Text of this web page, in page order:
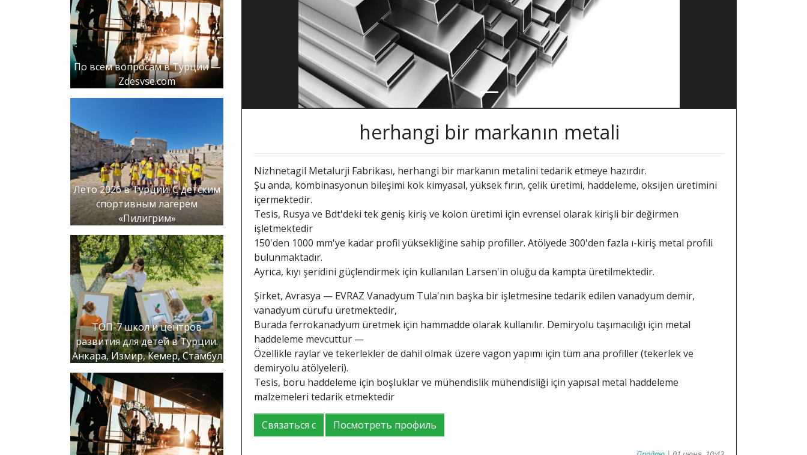
По всем вопросам в Турции —
Zdesvse.com
Лето 2026 в Турции! С детским
спортивным лагерем
«Пилигрим»
ТОП-7 школ и центров
развития для детей в Турции.
Анкара, Измир, Кемер, Стамбул
herhangi bir markanın metali
Nizhnetagil Metalurji Fabrikası, herhangi bir markanın metalini tedarik etmeye hazırdır.
Şu anda, kombinasyonun bileşimi kok kimyasal, yüksek fırın, çelik üretimi, haddeleme, oksijen üretimini
içermektedir.
Tesis, Rusya ve Bdt'deki tek geniş kiriş ve kolon üretimi için evrensel olarak kirişli bir değirmen
işletmektedir
150'den 1000 mm'ye kadar profil yüksekliğine sahip profiller. Atölyede 300'den fazla ı-kiriş metal profili
bulunmaktadır.
Ayrıca, kıyı şeridini güçlendirmek için kullanılan Larsen'in oluğu da kampta üretilmektedir.
Şirket, Avrasya — EVRAZ Vanadyum Tula'nın başka bir işletmesine tedarik edilen vanadyum demir,
vanadyum cürufu üretmektedir,
Burada ferrokanadyum üretmek için hammadde olarak kullanılır. Demiryolu taşımacılığı için metal
haddeleme mevcuttur —
Özellikle raylar ve tekerlekler de dahil olmak üzere vagon yapımı için tüm ana profiller (tekerlek ve
demiryolu atölyeleri).
Tesis, boru haddeleme için boşluklar ve mühendislik mühendisliği için yapısal metal haddeleme
malzemeleri tedarik etmektedir
Связаться с Посмотреть профиль